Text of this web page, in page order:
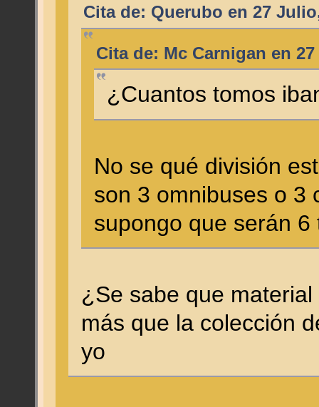
Cita de: Querubo en 27
Cita de: Mc Carnigan en
¿Cuantos tomos
No se qué división
son 3 omnibuses o 3
supongo que serán
¿Se sabe que
más que la colección
yo